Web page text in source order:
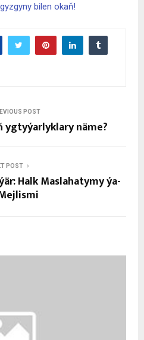
bilen okaň!
POST
ygtyýarlyklary näme?
POST
Halk Maslahatymy ýa-